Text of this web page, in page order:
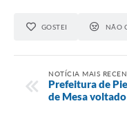
GOSTEI NÃO
NOTÍCIA MAIS
Prefeitura de
de Mesa